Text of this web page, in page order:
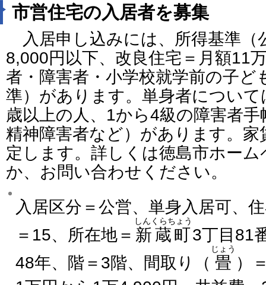
市営住宅の入居者を募集
入居申し込みには、所得基準（
8,000円以下、改良住宅＝月額11
者・障害者・小学校就学前の子ど
準）があります。単身者につい
歳以上の人、1から4級の障害者
精神障害者など）があります。
定します。詳しくは徳島市ホー
か、お問い合わせください。
入居区分＝公営、単身入居可、
＝15、所在地＝ 新蔵町
しんくらちょう
3丁目81
48年、階＝3階、間取り（ 畳
じょう
）